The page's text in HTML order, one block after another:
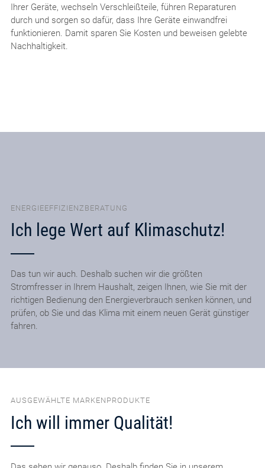
Ihrer Geräte, wechseln Verschleißteile, führen Reparaturen
durch und sorgen so dafür, dass Ihre Geräte einwandfrei
funktionieren. Damit sparen Sie Kosten und beweisen gelebte
Nachhaltigkeit.
ENERGIEEFFIZIENZBERATUNG
Ich lege Wert auf Klimaschutz!
Das tun wir auch. Deshalb suchen wir die größten
Stromfresser in Ihrem Haushalt, zeigen Ihnen, wie Sie mit der
richtigen Bedienung den Energieverbrauch senken können, und
prüfen, ob Sie und das Klima mit einem neuen Gerät günstiger
fahren.
AUSGEWÄHLTE MARKENPRODUKTE
Ich will immer Qualität!